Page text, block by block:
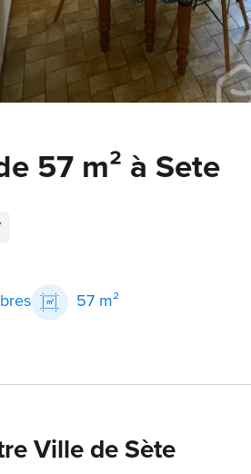
57 m² à Sete
57 m²
Ville de Sète